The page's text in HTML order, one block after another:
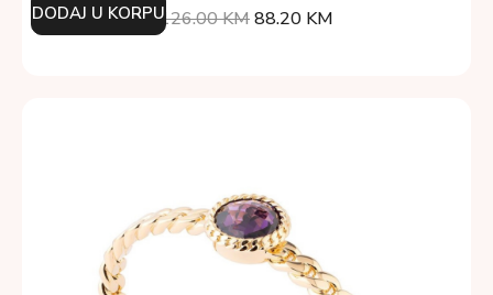
126.00KM88.20 KM
DODAJ U KORPU